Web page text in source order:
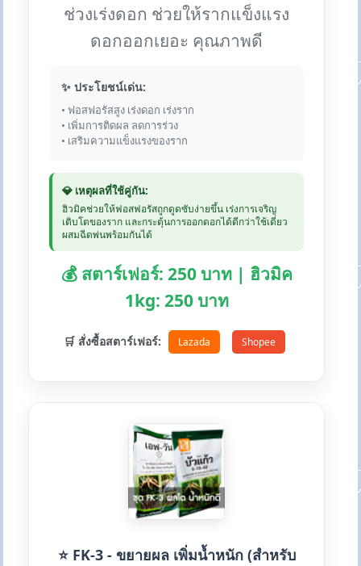
ช่วงเร่งดอก ช่วยให้รากแข็งแรง
ดอกออกเยอะ คุณภาพดี
✨ ประโยชน์เด่น:
• ฟอสฟอรัสสูง เร่งดอก เร่งราก
• เพิ่มการติดผล ลดการร่วง
• เสริมความแข็งแรงของราก
💎 เหตุผลที่ใช้คู่กัน:
ฮิวมิคช่วยให้ฟอสฟอรัสถูกดูดซับง่ายขึ้น เร่งการเจริญ
เติบโตของราก และกระตุ้นการออกดอกได้ดีกว่าใช้เดี่ยว
ผสมฉีดพ่นพร้อมกันได้
💰 สตาร์เฟอร์: 250 บาท | ฮิวมิค
1kg: 250 บาท
🛒 สั่งซื้อสตาร์เฟอร์: Lazada Shopee
⭐ FK-3 - ขยายผล เพิ่มน้ำหนัก (สำหรับ